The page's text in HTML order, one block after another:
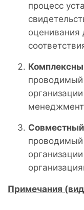
процесс
оценивания
Примечания